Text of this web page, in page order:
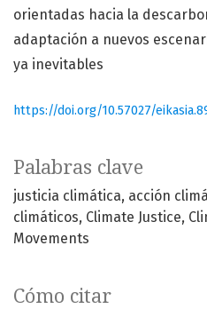
Palabras clave
justicia climática acción
climáticos Climate Justice
Movements
Cómo citar
orientadas hacia la
adaptación a nuevos
ya inevitables
https://doi.org/10.57027/